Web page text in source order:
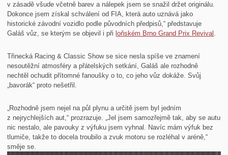
v zásadě všude včetně barev a nálepek jsem se snažil držet originálu.
Dokonce jsem získal schválení od FIA, která auto uznává jako
historické závodní vozidlo podle původních předpisů,“ představuje
Galáš vůz, se kterým se objevil i při loňském Brno Grand Prix Revival .
Třinecká Racing & Classic Show se sice nesla spíše ve znamení
nesoutěžní atmosféry a přátelských setkání, Galáš ale rozhodně
nechtěl ochudit přítomné fanoušky o to, co jeho vůz dokáže. Svůj
„bavorák“ proto nešetřil.
„Rozhodně jsem nejel na půl plynu a určitě jsem byl jedním
z nejrychlejších aut,“ prozrazuje. „Jel jsem samozřejmě tak, aby se autu
nic nestalo, ale pavouky z výfuku jsem vyhnal. Navíc mám výfuk bez
tlumiče, takže to docela troubilo a zvuk motoru se rozléhal v aréně,“
směje se.